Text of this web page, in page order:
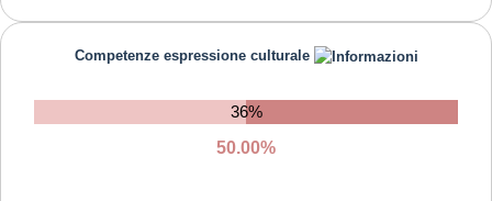
Competenze espressione culturale
36%
50.00%